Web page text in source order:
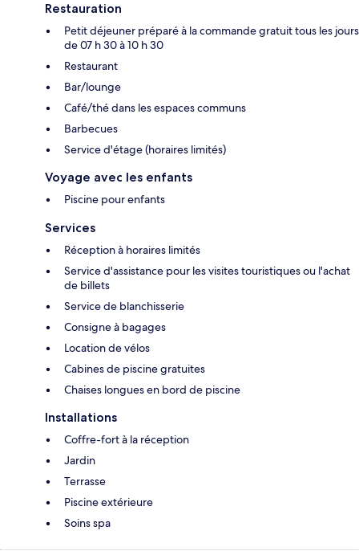
Restauration
Petit déjeuner préparé à la commande gratuit tous les jours
de 07 h 30 à 10 h 30
Restaurant
Bar/lounge
Café/thé dans les espaces communs
Barbecues
Service d'étage (horaires limités)
Voyage avec les enfants
Piscine pour enfants
Services
Réception à horaires limités
Service d'assistance pour les visites touristiques ou l'achat
de billets
Service de blanchisserie
Consigne à bagages
Location de vélos
Cabines de piscine gratuites
Chaises longues en bord de piscine
Installations
Coffre-fort à la réception
Jardin
Terrasse
Piscine extérieure
Soins spa